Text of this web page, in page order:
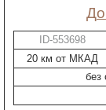
ID-553698
20 км от МКАД
без